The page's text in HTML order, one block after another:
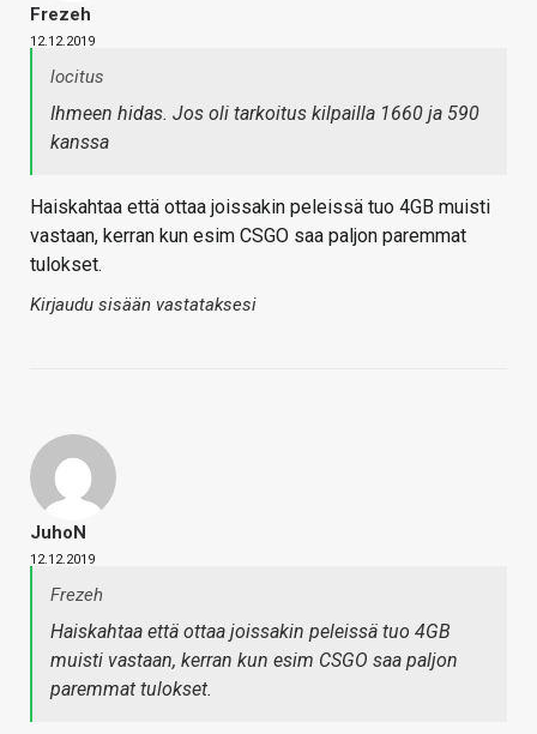
Frezeh
12.12.2019
locitus
Ihmeen hidas. Jos oli tarkoitus kilpailla 1660 ja 590
kanssa
Haiskahtaa että ottaa joissakin peleissä tuo 4GB muisti
vastaan, kerran kun esim CSGO saa paljon paremmat
tulokset.
Kirjaudu sisään vastataksesi
JuhoN
12.12.2019
Frezeh
Haiskahtaa että ottaa joissakin peleissä tuo 4GB
muisti vastaan, kerran kun esim CSGO saa paljon
paremmat tulokset.